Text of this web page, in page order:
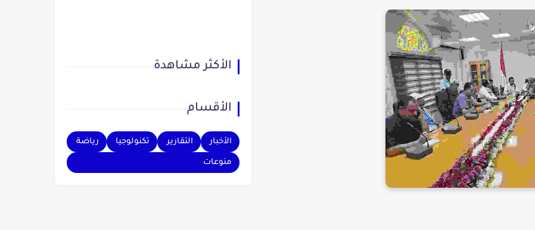
الأكثر مشاهدة
الأقسام
الأخبار التقارير تكنولوجيا رياضة
منوعات